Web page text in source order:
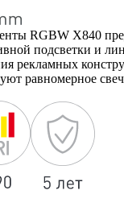
RGBW X840
подсветки и
рекламных
равномерное